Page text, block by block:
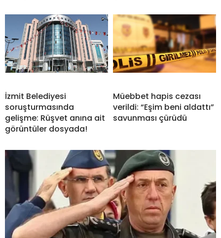
İzmit Belediyesi
soruşturmasında
gelişme: Rüşvet anına ait
görüntüler dosyada!
Müebbet hapis cezası
verildi: “Eşim beni aldattı”
savunması çürüdü